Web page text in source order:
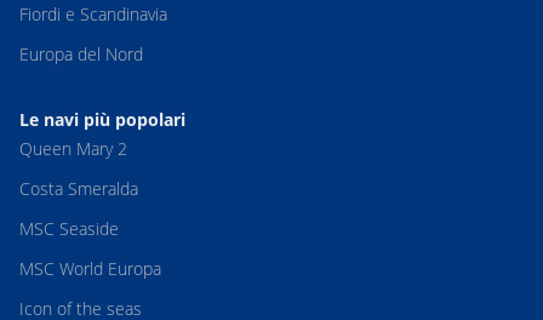
Fiordi e Scandinavia
Europa del Nord
Le navi più popolari
Queen Mary 2
Costa Smeralda
MSC Seaside
MSC World Europa
Icon of the seas